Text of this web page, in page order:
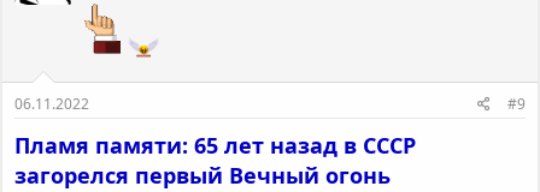
06.11.2022 #9
Пламя памяти: 65 лет назад в СССР
загорелся первый Вечный огонь